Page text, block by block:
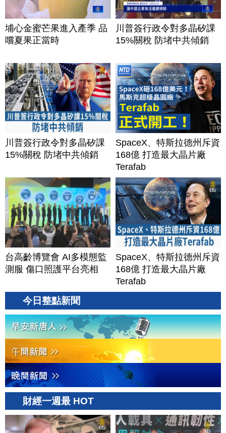
埔心金蜜芒果進入產季 品
嚐夏果正當時
川普簽行政令對多晶矽課
15%關稅 防堵中共傾銷
川普簽行政令對多晶矽課
15%關稅 防堵中共傾銷
SpaceX、特斯拉德州斥資
168億 打造最大晶片廠
Terafab
台高齡博覽會 AI多模態監
測服 傷口照護平台亮相
SpaceX、特斯拉德州斥資
168億 打造最大晶片廠
Terafab
今日整點新聞
財經一週最 HOT